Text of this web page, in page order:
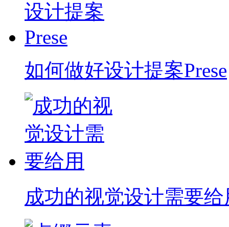
如何做好设计提案Prese
成功的视觉设计需要给